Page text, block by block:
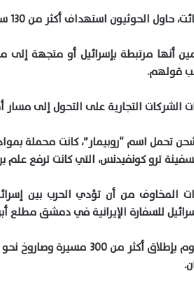
أنها مرتبطة بإسرائيل أو متجهة
التجارية على التحول إلى مسار
ترو كونفيدنس، التي كانت ترفع علم
المخاوف من أن تؤدي الحرب بين
للسفارة الإيرانية في دمشق مطلع
نحو الداخل الإسرائيلي، ومن ثم ضرب